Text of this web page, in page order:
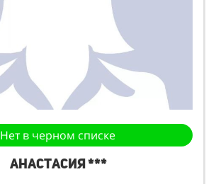
Нет в черном списке
Анастасия ***